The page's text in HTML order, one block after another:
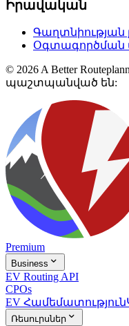
Իրավական
Գաղտնիության
Օգտագործման
© 2026 A Better
պաշտպանված են:
Premium
Business 
EV Routing API
CPOs
EV Համեմատություն
Ռեսուրսներ 